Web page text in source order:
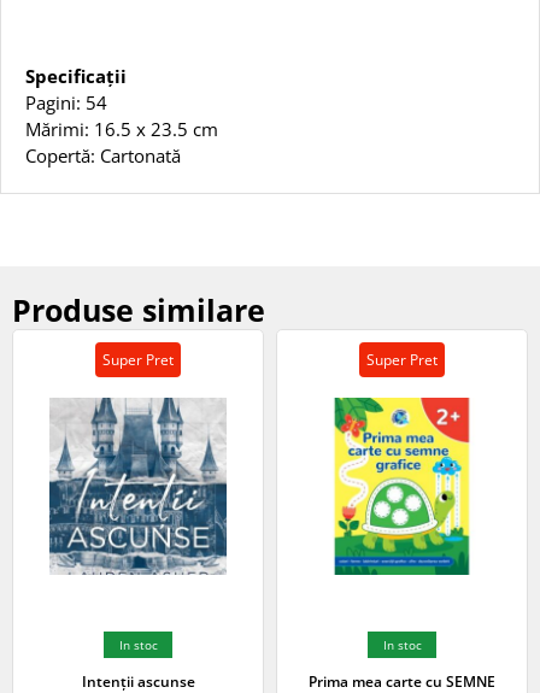
Specificații
Pagini: 54
Mărimi: 16.5 x 23.5 cm
Copertă: Cartonată
Produse similare
Super Pret
In stoc
Intenții ascunse
Super Pret
In stoc
Prima mea carte cu SEMNE